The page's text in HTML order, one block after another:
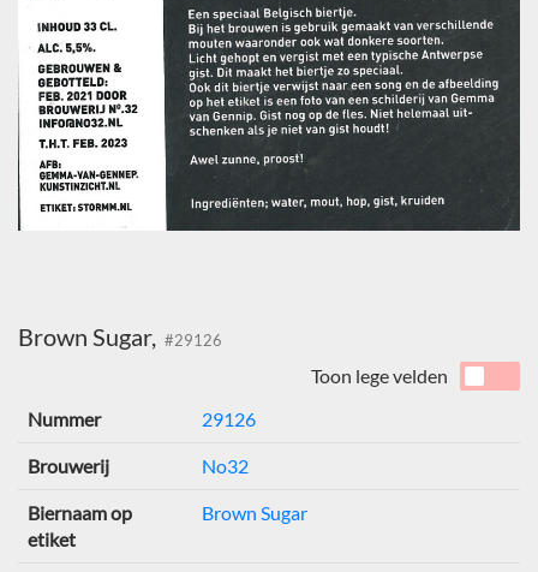
Brown Sugar, #29126
Toon lege velden
Nummer
29126
Brouwerij No32
Biernaam op
etiket
Brown Sugar